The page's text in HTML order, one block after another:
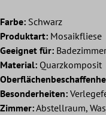
Farbe: Schwarz
Produktart: Mosaikfliese
Geeignet für:
Material: Quarzkomposit
Besonderheiten:
Zimmer:Abstellraum,